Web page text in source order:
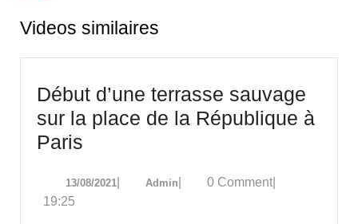
Videos similaires
Début d’une terrasse sauvage
sur la place de la République à
Paris
terrasse
13/08/202113/08/2021
AdminAdmin0 Comment
19:25